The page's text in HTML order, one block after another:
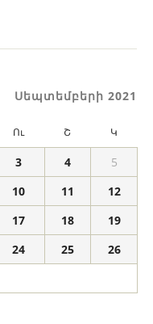
Սեպտեմբերի 2021
Ու Շ Կ
3 4
5
10 11
12
17 18
19
24 25
26